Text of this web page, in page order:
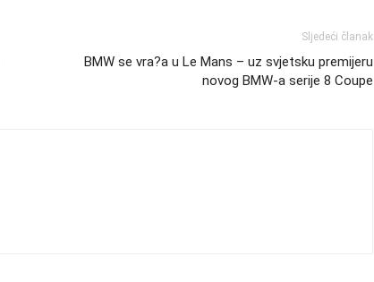
Sljedeći članak
BMW se vra?a u Le Mans – uz svjetsku premijeru
novog BMW-a serije 8 Coupe